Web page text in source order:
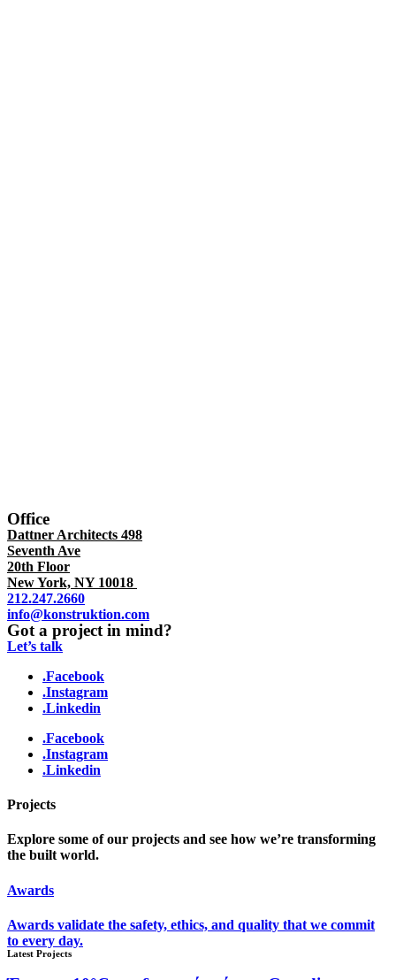
Office
Dattner Architects 498
Seventh Ave
20th Floor
New York, NY 10018
212.247.2660
info@konstruktion.com
Got a project in mind?
Let’s talk
.Facebook
.Instagram
.Linkedin
.Facebook
.Instagram
.Linkedin
Projects
Explore some of our projects and see how we’re transforming
the built world.
Awards
Awards validate the safety, ethics, and quality that we commit
to every day.
Latest Projects